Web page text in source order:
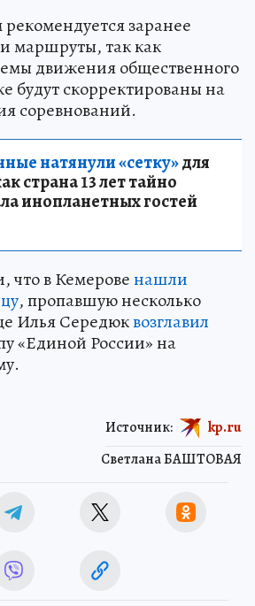
заранее
маршруты, так как
движения общественного
будут скорректированы на
соревнований.
натянули «сетку»для
страна 13 лет тайно
инопланетных гостей
что в Кемеровенашли
, пропавшую несколько
Илья Середюквозглавил
«Единой России» на
Светлана БАШТОВАЯ
Источник: kp.ru